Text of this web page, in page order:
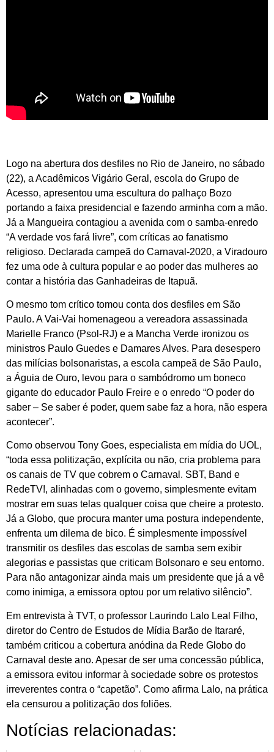
Logo na abertura dos desfiles no Rio de Janeiro, no sábado
(22), a Acadêmicos Vigário Geral, escola do Grupo de
Acesso, apresentou uma escultura do palhaço Bozo
portando a faixa presidencial e fazendo arminha com a mão.
Já a Mangueira contagiou a avenida com o samba-enredo
“A verdade vos fará livre”, com críticas ao fanatismo
religioso. Declarada campeã do Carnaval-2020, a Viradouro
fez uma ode à cultura popular e ao poder das mulheres ao
contar a história das Ganhadeiras de Itapuã.
O mesmo tom crítico tomou conta dos desfiles em São
Paulo. A Vai-Vai homenageou a vereadora assassinada
Marielle Franco (Psol-RJ) e a Mancha Verde ironizou os
ministros Paulo Guedes e Damares Alves. Para desespero
das milícias bolsonaristas, a escola campeã de São Paulo,
a Águia de Ouro, levou para o sambódromo um boneco
gigante do educador Paulo Freire e o enredo “O poder do
saber – Se saber é poder, quem sabe faz a hora, não espera
acontecer”.
Como observou Tony Goes, especialista em mídia do UOL,
“toda essa politização, explícita ou não, cria problema para
os canais de TV que cobrem o Carnaval. SBT, Band e
RedeTV!, alinhadas com o governo, simplesmente evitam
mostrar em suas telas qualquer coisa que cheire a protesto.
Já a Globo, que procura manter uma postura independente,
enfrenta um dilema de bico. É simplesmente impossível
transmitir os desfiles das escolas de samba sem exibir
alegorias e passistas que criticam Bolsonaro e seu entorno.
Para não antagonizar ainda mais um presidente que já a vê
como inimiga, a emissora optou por um relativo silêncio”.
Em entrevista à TVT, o professor Laurindo Lalo Leal Filho,
diretor do Centro de Estudos de Mídia Barão de Itararé,
também criticou a cobertura anódina da Rede Globo do
Carnaval deste ano. Apesar de ser uma concessão pública,
a emissora evitou informar à sociedade sobre os protestos
irreverentes contra o “capetão”. Como afirma Lalo, na prática
ela censurou a politização dos foliões.
Notícias relacionadas: